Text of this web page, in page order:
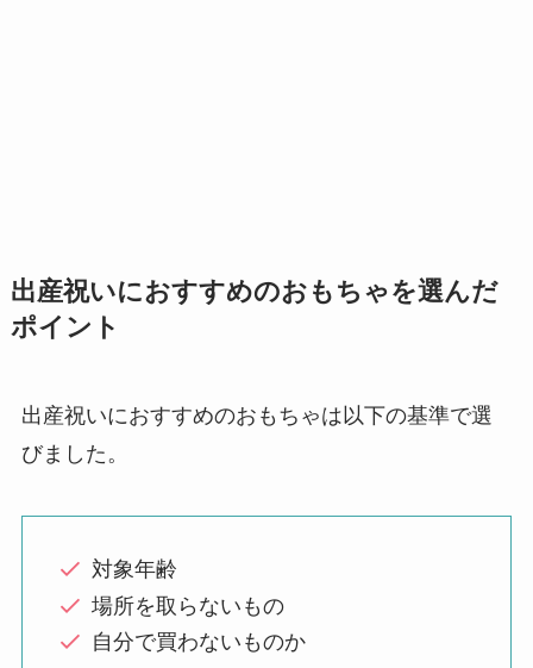
出産祝いにおすすめのおもちゃを選んだ
ポイント
出産祝いにおすすめのおもちゃは以下の基準で選
びました。
対象年齢
場所を取らないもの
自分で買わないものか